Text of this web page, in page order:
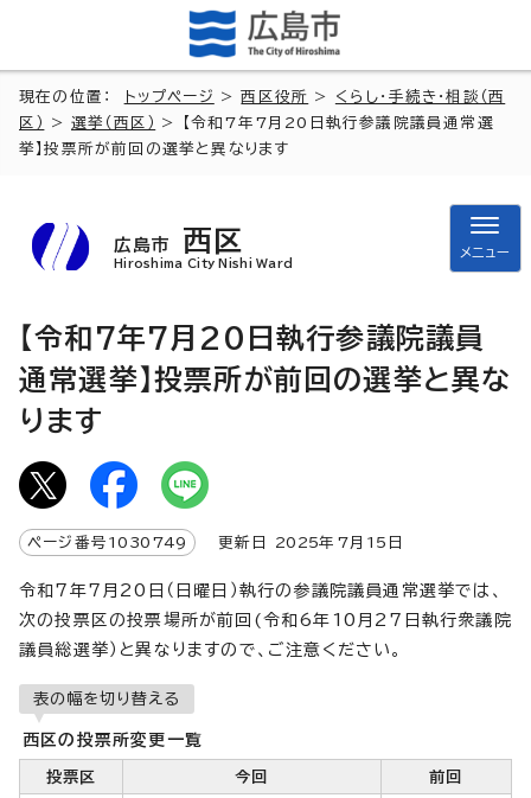
現在の位置： トップページ >西区役所 > くらし・手続き・相談（西
区）
>選挙（西区）
> 【令和7年7月20日執行参議院議員通常選
挙】投票所が前回の選挙と異なります
広島市 西区
Hiroshima City Nishi Ward
メニュー
【令和7年7月20日執行参議院議員
通常選挙】投票所が前回の選挙と異な
ります
ページ番号 1030749 更新日 2025年7月 15 日
令和7年7月20日（日曜日）執行の参議院議員通常選挙では、
次の投票区の投票場所が前回(令和6年10月27日執行衆議院
議員総選挙）と異なりますので、ご注意ください。
表の幅を切り替える
西区の投票所変更一覧
投票区 今回 前回